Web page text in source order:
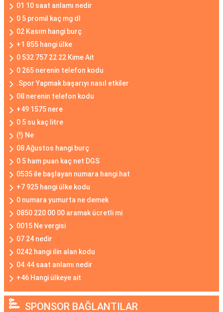
01 10 saat anlamı nedir
0 5 promil kaç mg dl
02 Kasım hangi burç
+1 855 hangi ülke
0 532 757 22 22 Kime Ait
0 265 nerenin telefon kodu
.Spor Yapmak başarıyı nasıl etkiler
08 nerenin telefon kodu
+49 1575 nere
0 5 su kaç litre
(!) Ne
08 Ağustos hangi burç
0 5 ham puan kaç net DGS
0535 ile başlayan numara hangi hat
+7 925 hangi ülke kodu
0 numara yumurta ne demek
0850 220 00 00 aramak ücretli mi
0015 Ne vergisi
07 24 nedir
0242 hangi ilin alan kodu
04.44 saat anlamı nedir
+46 Hangi ülkeye ait
SPONSOR BAĞLANTILAR